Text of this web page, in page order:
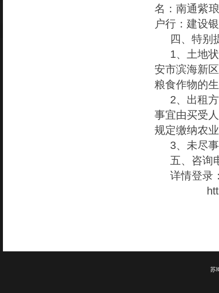
名：南通紫
户行：建设
四、特别
1、土地
安市滨海新
粮食作物的
2、 出租
事宜由买受
规定缴纳农
3、未尽
五、咨询
详情登录
苏